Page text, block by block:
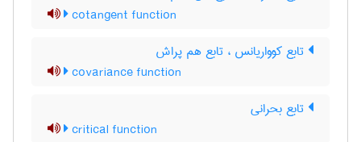
cotangent function
تابع کوواریانس ، تابع هم پراش
covariance function
تابع بحرانی
critical function